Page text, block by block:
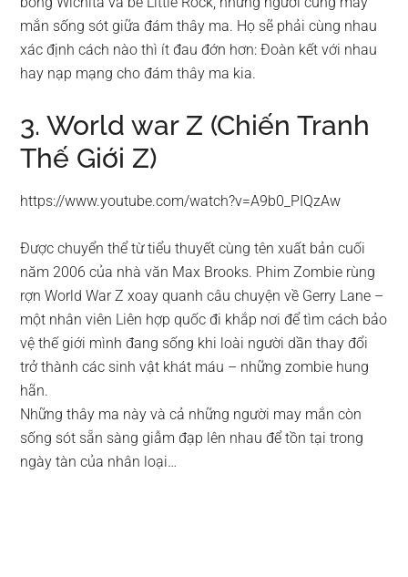
mắn sống sót giữa đám thây ma. Họ sẽ phải cùng nhau
xác định cách nào thì ít đau đớn hơn: Đoàn kết với nhau
hay nạp mạng cho đám thây ma kia.
3. World war Z (Chiến Tranh
Thế Giới Z)
https://www.youtube.com/watch?v=A9b0_PIQzAw
Được chuyển thể từ tiểu thuyết cùng tên xuất bản cuối
năm 2006 của nhà văn Max Brooks. Phim Zombie rùng
rợn World War Z xoay quanh câu chuyện về Gerry Lane –
một nhân viên Liên hợp quốc đi khắp nơi để tìm cách bảo
vệ thế giới mình đang sống khi loài người dần thay đổi
trở thành các sinh vật khát máu – những zombie hung
hãn.
Những thây ma này và cả những người may mắn còn
sống sót sẵn sàng giẫm đạp lên nhau để tồn tại trong
ngày tàn của nhân loại…